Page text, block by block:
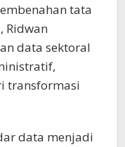
tata
Ridwan
data sektoral
transformasi
data menjadi